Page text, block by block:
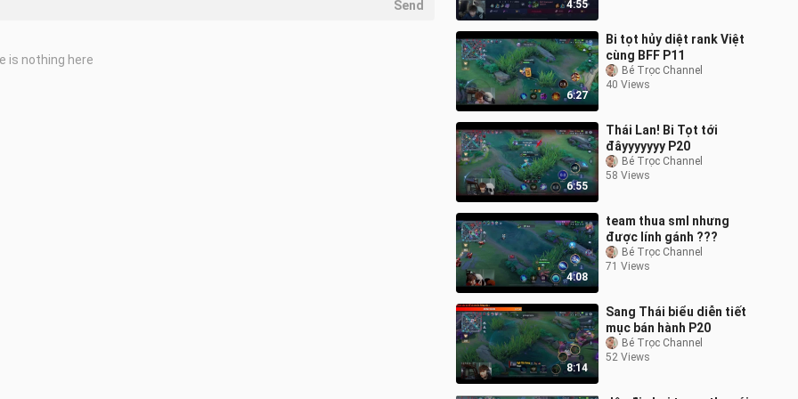
4:55
6:27
Bi tọt hủy diệt rank Việt
cùng BFF P11
Bé Trọc Channel
40 Views
6:55
Thái Lan! Bi Tọt tới
đâyyyyyyy P20
Bé Trọc Channel
58 Views
4:08
team thua sml nhưng
được lính gánh ???
Bé Trọc Channel
71 Views
8:14
Sang Thái biểu diễn tiết
mục bán hành P20
Bé Trọc Channel
52 Views
Send
is nothing here